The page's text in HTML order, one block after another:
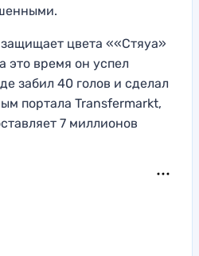
цвета ««Стяуа»
это время он успел
забил 40 голов и сделал
портала Transfermarkt,
7 миллионов